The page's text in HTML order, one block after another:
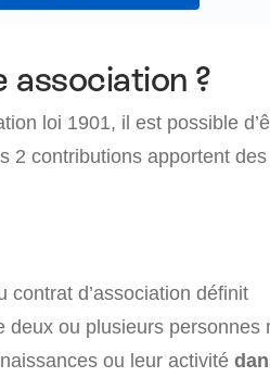
association ?
loi 1901, il est possible
2 contributions apportent des
contrat d’association définit
deux ou plusieurs personnes
ou leur activité